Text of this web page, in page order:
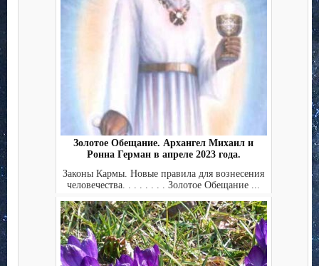
Золотое Обещание. Архангел Михаил и
Ронна Герман в апреле 2023 года.
Законы Кармы. Новые правила для вознесения
человечества. . . . . . . . Золотое Обещание ...